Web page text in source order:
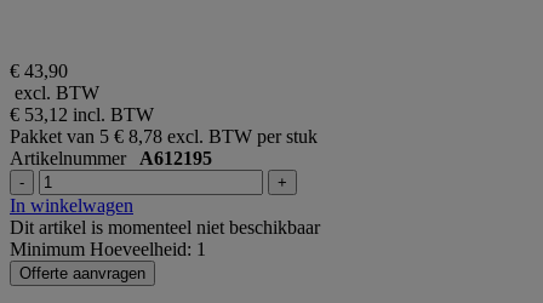
€ 43,90
excl. BTW
€ 53,12 incl. BTW
Pakket van 5 € 8,78 excl. BTW per stuk
Artikelnummer A612195
- +
In winkelwagen
Dit artikel is momenteel niet beschikbaar
Minimum Hoeveelheid: 1
Offerte aanvragen